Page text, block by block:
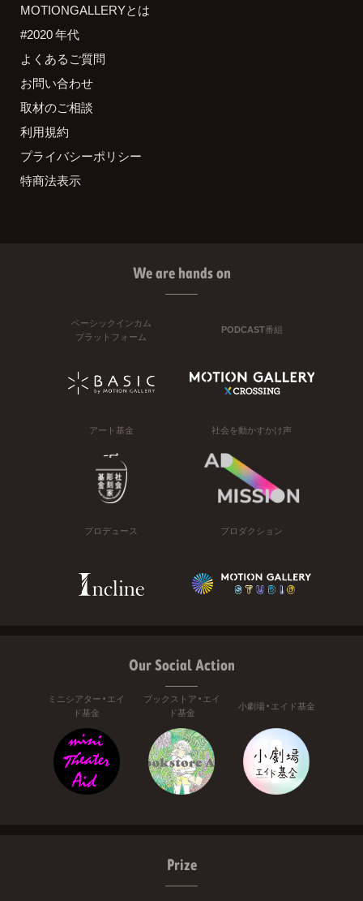
MOTIONGALLERYとは
#2020 年代
よくあるご質問
お問い合わせ
取材のご相談
利用規約
プライバシーポリシー
特商法表示
We are hands on
ベーシックインカム
プラットフォーム
PODCAST番組
アート基金 社会を動かすかけ声
プロデュース プロダクション
Our Social Action
ミニシアター・エイ
ド基金
ブックストア・エイ
ド基金
小劇場・エイド基金
Prize